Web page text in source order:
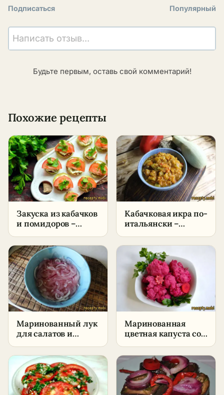
Подписаться Популярный
Написать отзыв...
Будьте первым, оставь свой комментарий!
Похожие рецепты
Закуска из кабачков
и помидоров –
в домашних
условиях
Кабачковая икра по-
итальянски –
в домашних
условиях
Маринованный лук
для салатов и
пошаговый рецепт
в домашних
условиях
Маринованная
цветная капуста со
пошаговый рецепт
в домашних
условиях